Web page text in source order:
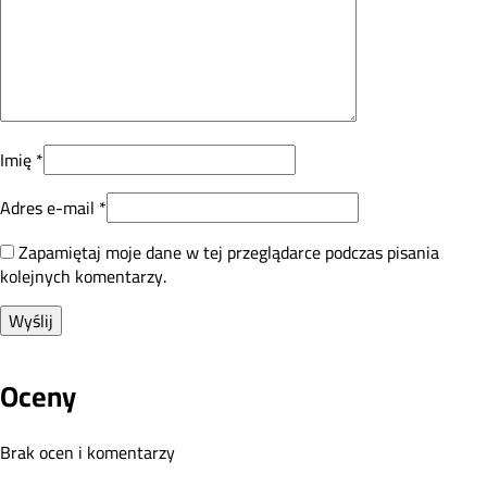
Imię*
Adres e-mail *
Zapamiętaj moje dane w tej przeglądarce podczas pisania
kolejnych komentarzy.
Oceny
Brak ocen i komentarzy